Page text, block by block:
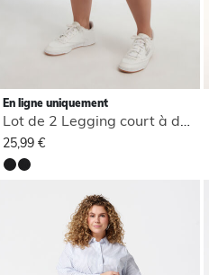
En ligne uniquement
25,99 €